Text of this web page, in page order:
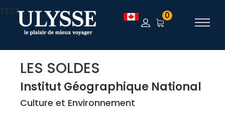
TEST 0
LES SOLDES
Institut Géographique National
Culture et Environnement